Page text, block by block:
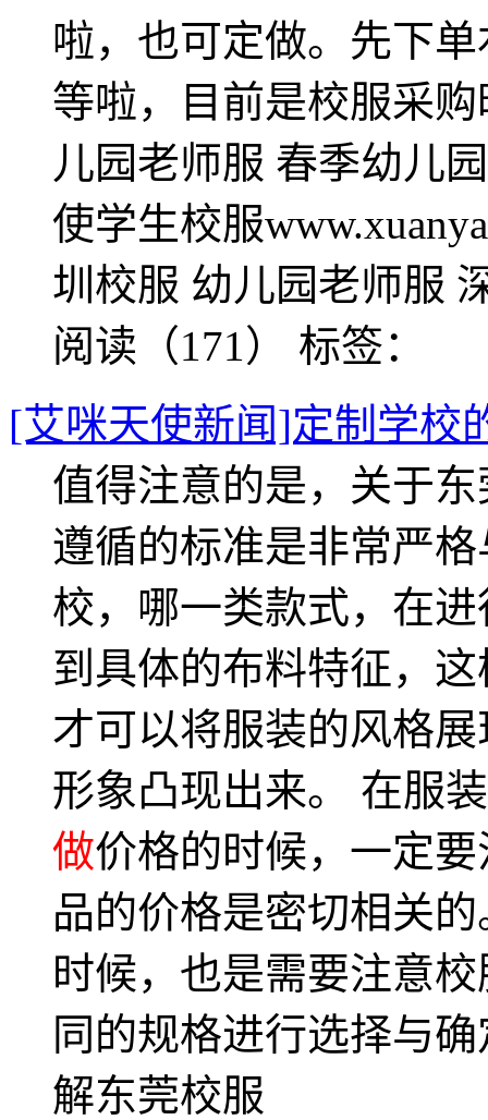
啦，也可定做。先下
等啦，目前是校服采
儿园老师服 春季幼儿
使学生校服
圳校服 幼儿园老师服
阅读（171） 标签：
[艾咪天使新闻]定制学校
值得注意的是，关于东
遵循的标准是非常严
校，哪一类款式，在
到具体的布料特征，
才可以将服装的风格
形象凸现出来。 在服
做价格的时候，一定
品的价格是密切相关
时候，也是需要注意
同的规格进行选择与
解东莞校服